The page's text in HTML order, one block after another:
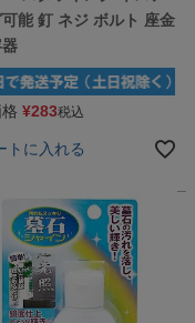
可能 釘 ネジ ボルト 座金
¥283税込
トに入れる